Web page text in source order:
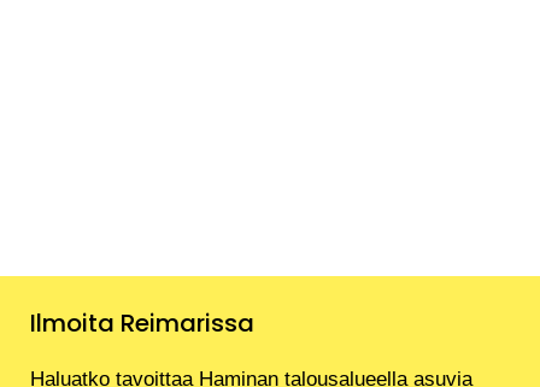
Ilmoita Reimarissa
Haluatko tavoittaa Haminan talousalueella asuvia